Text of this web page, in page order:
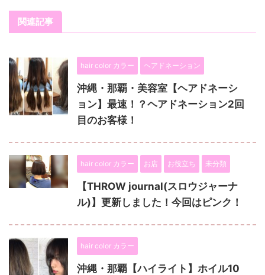
関連記事
hair color カラー ヘアドネーション
沖縄・那覇・美容室【ヘアドネーシ
ョン】最速！？ヘアドネーション2回
目のお客様！
hair color カラー お店 お役立ち 未分類
【THROW journal(スロウジャーナ
ル)】更新しました！今回はピンク！
hair color カラー
沖縄・那覇【ハイライト】ホイル10